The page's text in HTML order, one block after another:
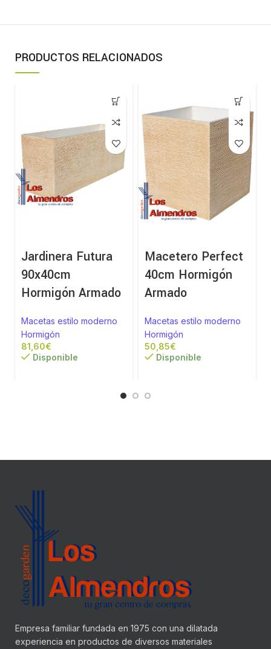
PRODUCTOS RELACIONADOS
Jardinera Futura
90x40cm
Hormigón Armado
Macetas estilo moderno
Hormigón
€
Disponible
Macetero Perfect
40cm Hormigón
Armado
Macetas estilo moderno
Hormigón
€
Disponible
Empresa familiar fundada en 1975 con una dilatada
experiencia en productos de diversos materiales